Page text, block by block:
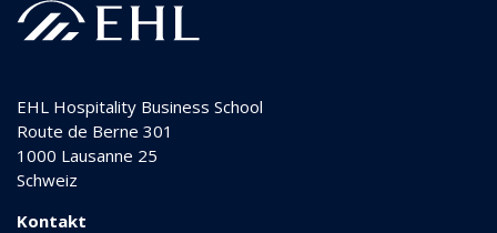
EHL Hospitality Business School
Route de Berne 301
1000 Lausanne 25
Schweiz
Kontakt